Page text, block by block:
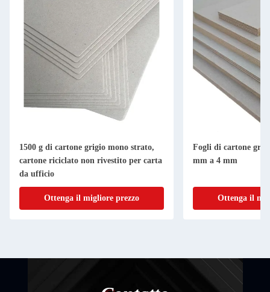
1500 g di cartone grigio mono strato,
cartone riciclato non rivestito per carta
da ufficio
Ottenga il migliore prezzo
Fogli di cartone
mm a 4 mm
Ottenga il